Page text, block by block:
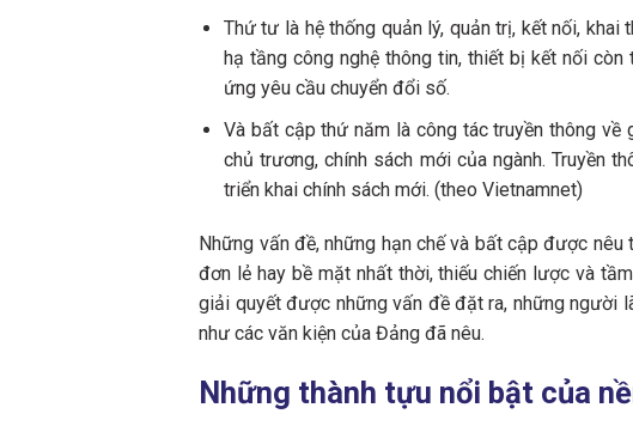
Thứ tư là hệ thống quản lý, quản trị, kết nối,
hạ tầng công nghệ thông tin, thiết bị kết nối
ứng yêu cầu chuyển đổi số.
Và bất cập thứ năm là công tác truyền thông
chủ trương, chính sách mới của ngành. Truyền
triển khai chính sách mới. (theo Vietnamnet)
Những vấn đề, những hạn chế và bất cập được
đơn lẻ hay bề mặt nhất thời, thiếu chiến lược và
giải quyết được những vấn đề đặt ra, những người
như các văn kiện của Đảng đã nêu.
Những thành tựu nổi bật của